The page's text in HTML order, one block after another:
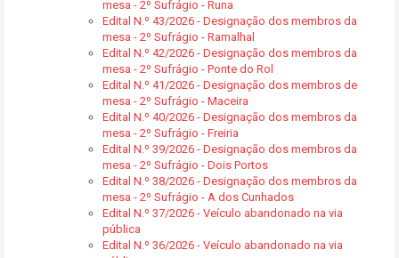
mesa - 2º Sufrágio - Runa
Edital N.º 43/2026 - Designação dos membros da
mesa - 2º Sufrágio - Ramalhal
Edital N.º 42/2026 - Designação dos membros da
mesa - 2º Sufrágio - Ponte do Rol
Edital N.º 41/2026 - Designação dos membros de
mesa - 2º Sufrágio - Maceira
Edital N.º 40/2026 - Designação dos membros da
mesa - 2º Sufrágio - Freiria
Edital N.º 39/2026 - Designação dos membros da
mesa - 2º Sufrágio - Dois Portos
Edital N.º 38/2026 - Designação dos membros da
mesa - 2º Sufrágio - A dos Cunhados
Edital N.º 37/2026 - Veículo abandonado na via
pública
Edital N.º 36/2026 - Veículo abandonado na via